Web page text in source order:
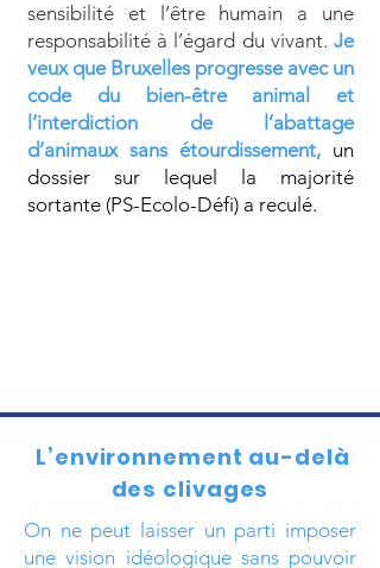
sensibilité et l’être humain a une
responsabilité à l’égard du vivant. Je
veux que Bruxelles progresse avec un
code du bien-être animal et
l’interdiction de l’abattage
d’animaux sans étourdissement, un
dossier sur lequel la majorité
sortante (PS-Ecolo-Défi) a reculé.
L’environnement au-delà
des clivages
On ne peut laisser un parti imposer
une vision idéologique sans pouvoir